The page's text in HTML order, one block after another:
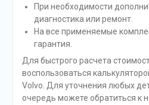
При необходимости
диагностика или ремонт.
На все применяемые
гарантия.
Для быстрого расчета
воспользоваться
Volvo. Для уточнения любых
очередь можете обратиться к